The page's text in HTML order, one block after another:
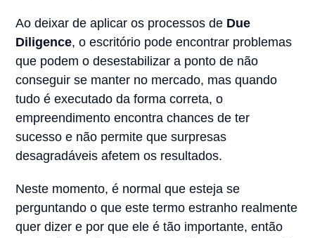
Ao deixar de aplicar os processos de Due
Diligence, o escritório pode encontrar problemas
que podem o desestabilizar a ponto de não
conseguir se manter no mercado, mas quando
tudo é executado da forma correta, o
empreendimento encontra chances de ter
sucesso e não permite que surpresas
desagradáveis afetem os resultados.
Neste momento, é normal que esteja se
perguntando o que este termo estranho realmente
quer dizer e por que ele é tão importante, então